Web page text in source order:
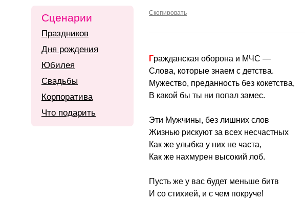
Скопировать
Гражданская оборона и МЧС —
Слова, которые знаем с детства.
Мужество, преданность без кокетства,
В какой бы ты ни попал замес.
Эти Мужчины, без лишних слов
Жизнью рискуют за всех несчастных
Как же улыбка у них не часта,
Как же нахмурен высокий лоб.
Пусть же у вас будет меньше битв
И со стихией, и с чем покруче!
Сценарии
Праздников
Дня рождения
Юбилея
Свадьбы
Корпоратива
Что подарить